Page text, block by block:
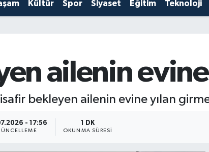
Kültür Spor Siyaset Eğitim Teknoloji
ailenin
bekleyen ailenin evine yılan
- 17:56 1 DK
OKUNMA SÜRESI